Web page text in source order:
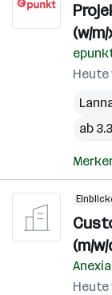
(w/m/
ab
(m/w/